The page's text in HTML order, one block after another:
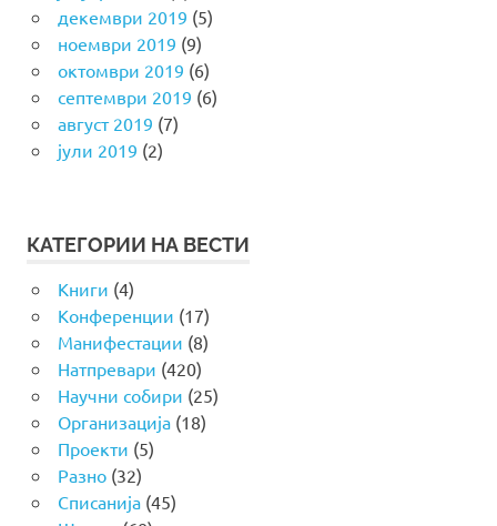
декември 2019 (5)
ноември 2019 (9)
октомври 2019 (6)
септември 2019 (6)
август 2019 (7)
јули 2019 (2)
КАТЕГОРИИ НА ВЕСТИ
Книги (4)
Конференции (17)
Манифестации (8)
Натпревари (420)
Научни собири (25)
Организација(18)
Проекти (5)
Разно(32)
Списанија(45)